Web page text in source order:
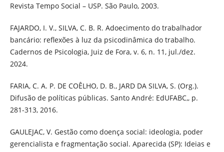
Revista Tempo Social – USP. São Paulo, 2003.
FAJARDO, I. V., SILVA, C. B. R. Adoecimento do trabalhador
bancário: reflexões à luz da psicodinâmica do trabalho.
Cadernos de Psicologia, Juiz de Fora, v. 6, n. 11, jul./dez.
2024.
FARIA, C. A. P. DE COÊLHO, D. B., JARD DA SILVA, S. (Org.).
Difusão de políticas públicas. Santo André: EdUFABC,, p.
281-313, 2016.
GAULEJAC, V. Gestão como doença social: ideologia, poder
gerencialista e fragmentação social. Aparecida (SP): Ideias e